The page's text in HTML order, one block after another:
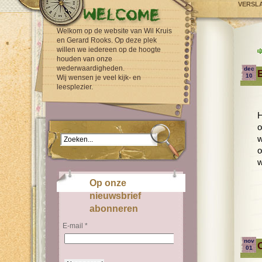
Welkom op de website van Wil Kruis
en Gerard Rooks. Op deze plek
willen we iedereen op de hoogte
houden van onze
wederwaardigheden.
Wij wensen je veel kijk- en
leesplezier.
Op onze
nieuwsbrief
abonneren
E-mail *
dec
10
nov
01